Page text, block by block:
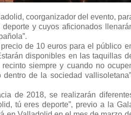
coorganizador del evento,
y cuyos aficionados
de 10 euros para el público
disponibles en las taquillas
siempre y cuando no
de la sociedad
de 2018, se realizarán
tú eres deporte”, previo a la